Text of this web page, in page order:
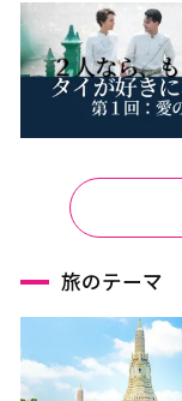
旅のテーマ